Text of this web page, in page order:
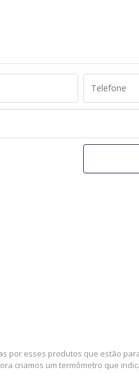
esses produtos que estão
criamos um termômetro que